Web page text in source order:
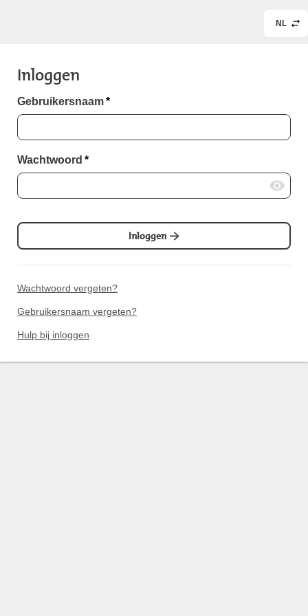
NL
Inloggen
Gebruikersnaam*
Wachtwoord *
Inloggen
Wachtwoord vergeten?
Gebruikersnaam vergeten?
Hulp bij inloggen